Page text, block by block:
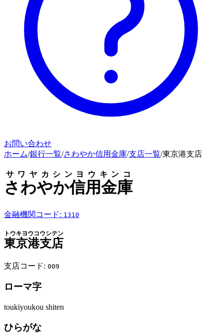
お問い合わせ
ホーム/銀行一覧/さわやか信用金庫/支店一覧/東京港支店
さわやか信用金庫
サワヤカシンヨウキンコ
金融機関コード: 1310
東京港支店
トウキヨウコウシテン
支店コード: 009
ローマ字
toukiyoukou shiten
ひらがな